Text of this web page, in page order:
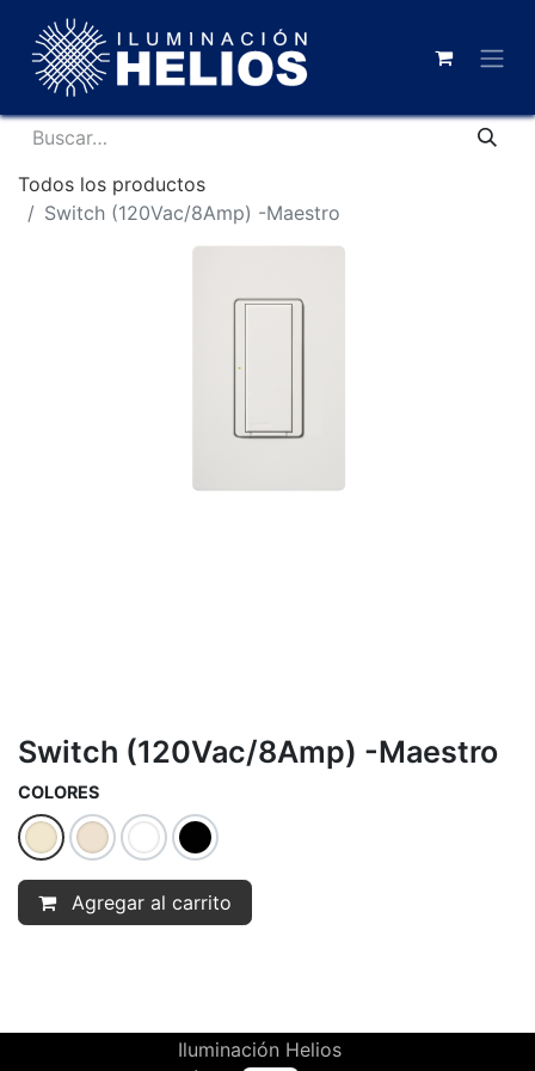
Todos los productos
Switch (120Vac/8Amp) -Maestro
Switch (120Vac/8Amp) -Maestro
COLORES
Agregar al carrito
Iluminación Helios